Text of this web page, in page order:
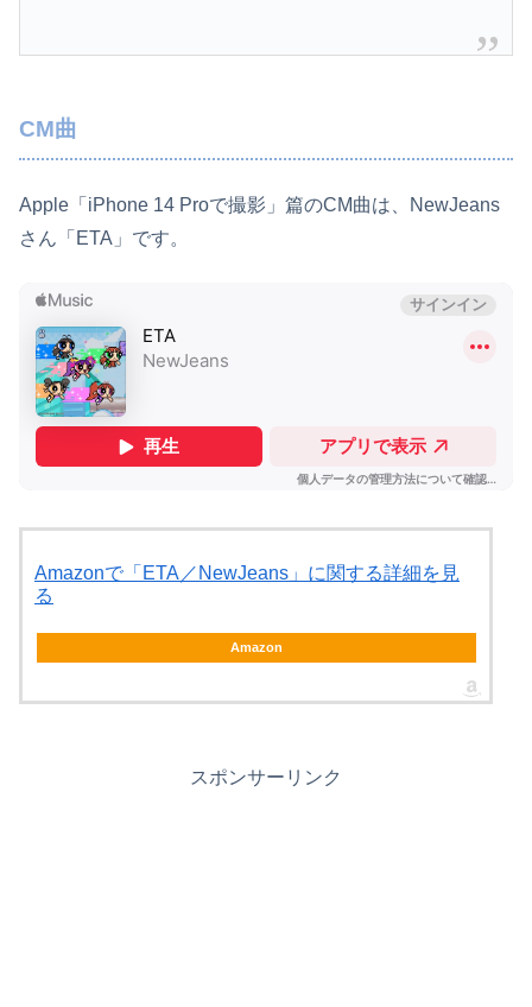
CM曲
Apple「iPhone 14 Proで撮影」篇のCM曲は、NewJeans
さん「ETA」です。
Amazonで「ETA／NewJeans」に関する詳細を見
る
Amazon
スポンサーリンク